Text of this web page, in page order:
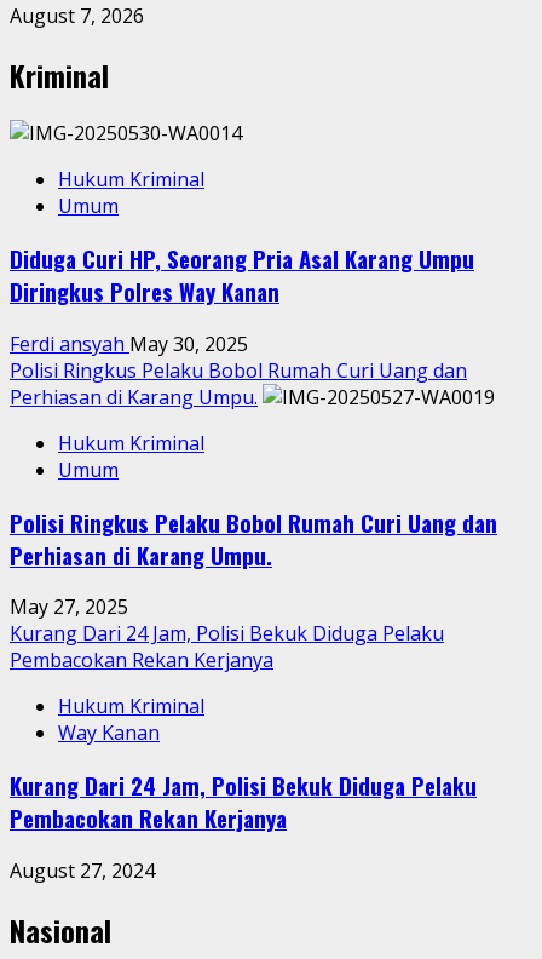
August 7, 2026
Kriminal
Hukum Kriminal
Umum
Diduga Curi HP, Seorang Pria Asal Karang Umpu
Diringkus Polres Way Kanan
Ferdi ansyah May 30, 2025
Polisi Ringkus Pelaku Bobol Rumah Curi Uang dan
Perhiasan di Karang Umpu.
Hukum Kriminal
Umum
Polisi Ringkus Pelaku Bobol Rumah Curi Uang dan
Perhiasan di Karang Umpu.
May 27, 2025
Kurang Dari 24 Jam, Polisi Bekuk Diduga Pelaku
Pembacokan Rekan Kerjanya
Hukum Kriminal
Way Kanan
Kurang Dari 24 Jam, Polisi Bekuk Diduga Pelaku
Pembacokan Rekan Kerjanya
August 27, 2024
Nasional